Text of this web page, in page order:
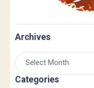
Archives
Categories